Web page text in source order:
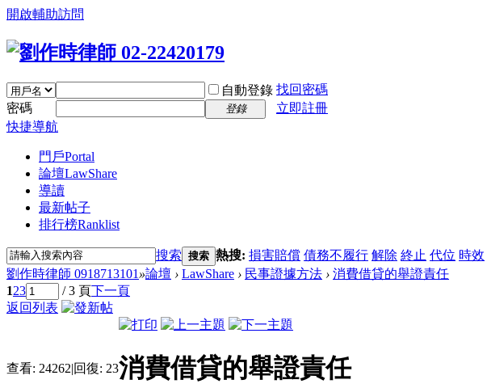
開啟輔助訪問
自動登錄 找回密碼
密碼
登錄
立即註冊
快捷導航
門戶Portal
論壇LawShare
導讀
最新帖子
排行榜Ranklist
搜索 搜索 熱搜: 損害賠償 債務不履行 解除 終止 代位 時效
劉作時律師 0918713101 »論壇 › LawShare › 民事證據方法 › 消費借貸的舉證責任
123 / 3 頁下一頁
返回列表
查看: 24262|回復: 23消費借貸的舉證責任